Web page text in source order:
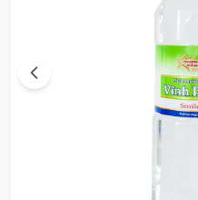
Previous